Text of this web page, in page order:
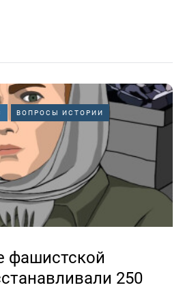
ВОПРОСЫ ИСТОРИИ
фашистской
250